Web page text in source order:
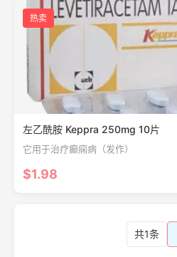
热卖
左乙酰胺 Keppra 250mg 10片
它用于治疗癫痫病（发作）
$1.98
共1条